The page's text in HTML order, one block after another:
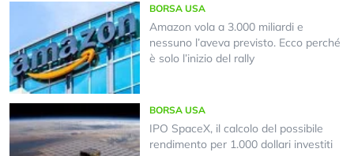
BORSA USA
Amazon vola a 3.000 miliardi e
nessuno l’aveva previsto. Ecco perché
è solo l’inizio del rally
BORSA USA
IPO SpaceX, il calcolo del possibile
rendimento per 1.000 dollari investiti